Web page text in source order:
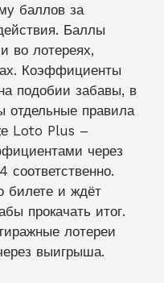
баллов за
Баллы
во лотереях,
Коэффициенты
подобии забавы, в
отдельные правила
Loto Plus –
через
билете и ждёт
прокачать итог.
лотереи
выигрыша.